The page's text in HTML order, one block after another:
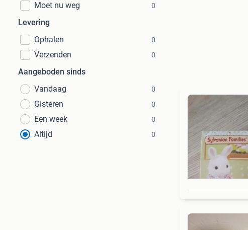
Moet nu weg
0
Levering
Ophalen
0
Verzenden 0
Aangeboden sinds
Vandaag
0
Gisteren 0
Een week 0
Altijd 0